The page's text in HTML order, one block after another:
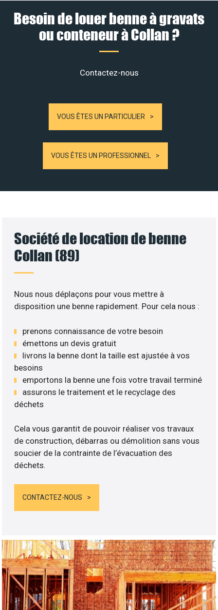
Besoin de louer benne à gravats
ou conteneur à Collan ?
Contactez-nous
VOUS ÊTES UN PARTICULIER
VOUS ÊTES UN PROFESSIONNEL
Société de location de benne
Collan (89)
Nous nous déplaçons pour vous mettre à
disposition une benne rapidement. Pour cela nous :
prenons connaissance de votre besoin
émettons un devis gratuit
livrons la benne dont la taille est ajustée à vos
besoins
emportons la benne une fois votre travail terminé
assurons le traitement et le recyclage des
déchets
Cela vous garantit de pouvoir réaliser vos travaux
de construction, débarras ou démolition sans vous
soucier de la contrainte de l’évacuation des
déchets.
CONTACTEZ-NOUS